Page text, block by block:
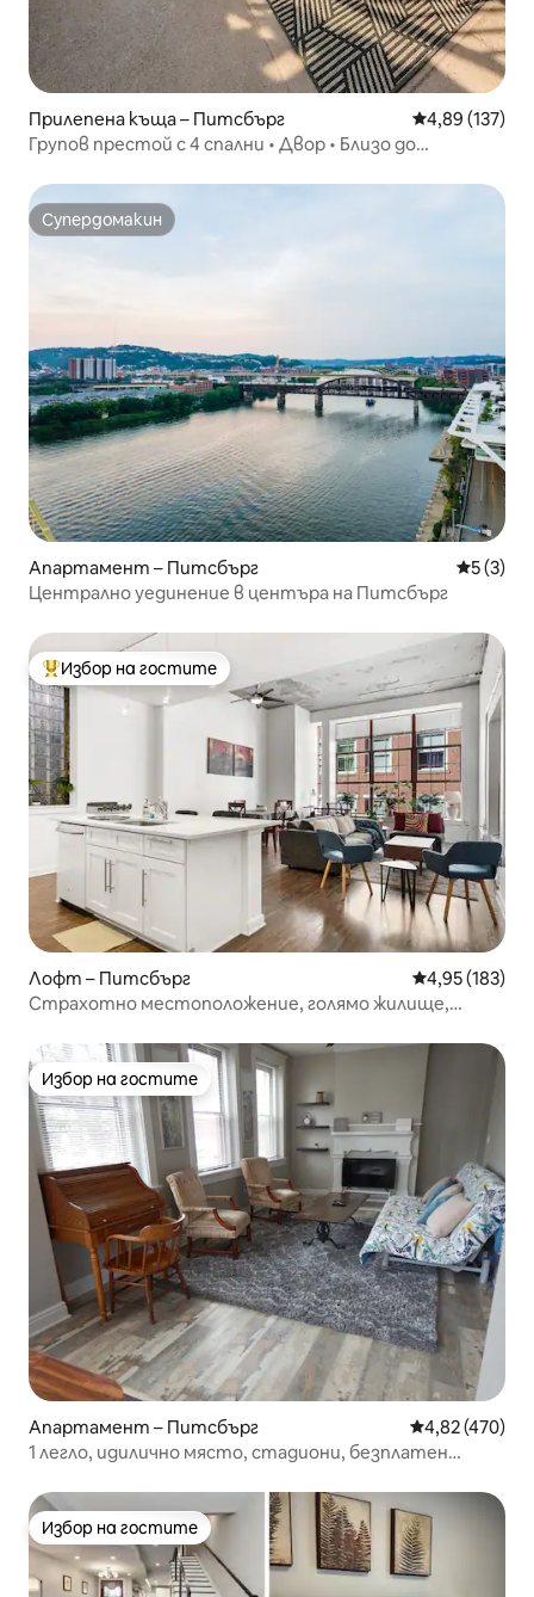
Прилепена къща – Питсбърг Средна
4,89 (137)
Групов престой с 4 спални • Двор • Близо до
Супердомакин
Супердомакин
Апартамент – Питсбърг Средна
5 (3)
Централно уединение в центъра на Питсбърг
Най-популярен избор на гостите
Избор на гостите
Лофт – Питсбърг Средна
4,95 (183)
Страхотно местоположение, голямо жилище,
Избор на гостите
Избор на гостите
Апартамент – Питсбърг Средна
4,82 (470)
1 легло, идилично място, стадиони, безплатен
Избор на гостите
Избор на гостите